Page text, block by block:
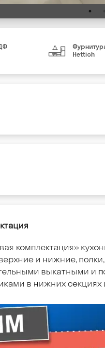
Hettich
комплектация»
и нижние,
выкатными и
в нижних секциях